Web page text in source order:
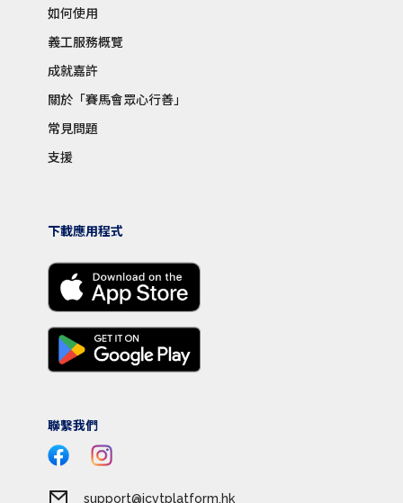
如何使用
義工服務概覽
成就嘉許
關於「賽馬會眾心行善」
常見問題
支援
下載應用程式
聯繫我們
support@jcvtplatform.hk